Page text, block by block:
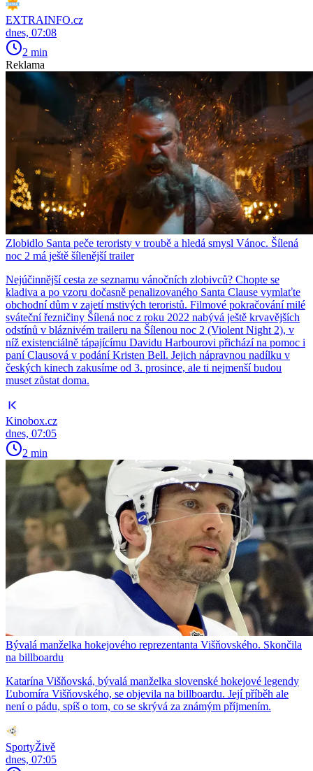
EXTRAINFO.cz
dnes, 07:08
2 min
Reklama
Zlobidlo Santa peče teroristy v troubě a hledá smysl Vánoc. Šílená
noc 2 má ještě šílenější trailer
Nejúčinnější cesta ze seznamu vánočních zlobivců? Chopte se
kladiva a po vzoru dočasně penalizovaného Santa Clause vymlaťte
obchodní dům v zajetí mstivých teroristů. Filmové pokračování milé
sváteční řezničiny Šílená noc z roku 2022 nabývá ještě krvavějších
odstínů v bláznivém traileru na Šílenou noc 2 (Violent Night 2), v
níž existenciálně tápajícímu Davidu Harbourovi přichází na pomoc i
paní Clausová v podání Kristen Bell. Jejich nápravnou nadílku v
českých kinech zakusíme od 3. prosince, ale ti nejmenší budou
muset zůstat doma.
Kinobox.cz
dnes, 07:05
2 min
Bývalá manželka hokejového reprezentanta Višňovského. Skončila
na billboardu
Katarína Višňovská, bývalá manželka slovenské hokejové legendy
Ľubomíra Višňovského, se objevila na billboardu. Její příběh ale
není o pádu, spíš o tom, co se skrývá za známým příjmením.
SportyŽivě
dnes, 07:05